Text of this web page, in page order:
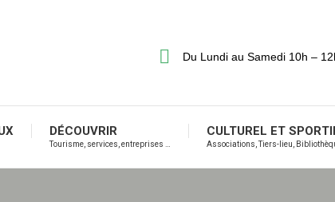
Du Lundi au Samedi 10h –
DÉCOUVRIR
Tourisme, services, entreprises …
CULTUREL ET
Associations, Tiers-lieu,